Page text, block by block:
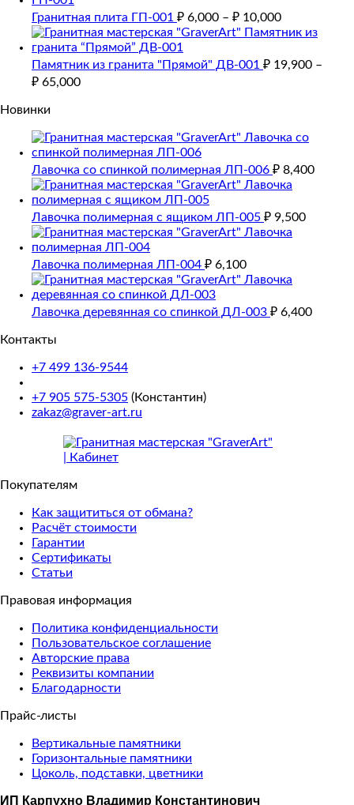
Гранитная плита ГП-001 ₽ 6,000 – ₽ 10,000
Памятник из гранита "Прямой" ДВ-001 ₽ 19,900 –
₽ 65,000
Новинки
Лавочка со спинкой полимерная ЛП-006 ₽ 8,400
Лавочка полимерная с ящиком ЛП-005 ₽ 9,500
Лавочка полимерная ЛП-004 ₽ 6,100
Лавочка деревянная со спинкой ДЛ-003 ₽ 6,400
Контакты
+7 499 136-9544
+7 905 575-5305 (Константин)
zakaz@graver-art.ru
Покупателям
Как защититься от обмана?
Расчёт стоимости
Гарантии
Сертификаты
Статьи
Правовая информация
Политика конфиденциальности
Пользовательское соглашение
Авторские права
Реквизиты компании
Благодарности
Прайс-листы
Вертикальные памятники
Горизонтальные памятники
Цоколь, подставки, цветники
ИП Карпухно Владимир Константинович